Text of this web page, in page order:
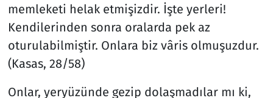
memleketi helak etmişizdir. İşte yerleri!
Kendilerinden sonra oralarda pek az
oturulabilmiştir. Onlara biz vâris olmuşuzdur.
(Kasas, 28/58)
Onlar, yeryüzünde gezip dolaşmadılar mı ki,